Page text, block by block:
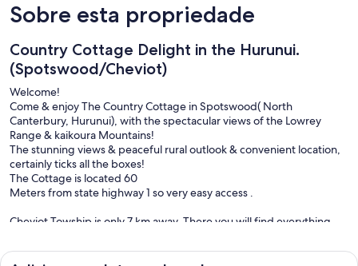
Sobre esta propriedade
Country Cottage Delight in the Hurunui.
(Spotswood/Cheviot)
Welcome!
Come & enjoy The Country Cottage in Spotswood( North
Canterbury, Hurunui), with the spectacular views of the Lowrey
Range & kaikoura Mountains!
The stunning views & peaceful rural outlook & convenient location,
certainly ticks all the boxes!
The Cottage is located 60
Meters from state highway 1 so very easy access .
Cheviot Towship is only 7 km away, There you will find everything
Great Cafes, Bakery & Butchers. Cheviot Trust Hotel provides